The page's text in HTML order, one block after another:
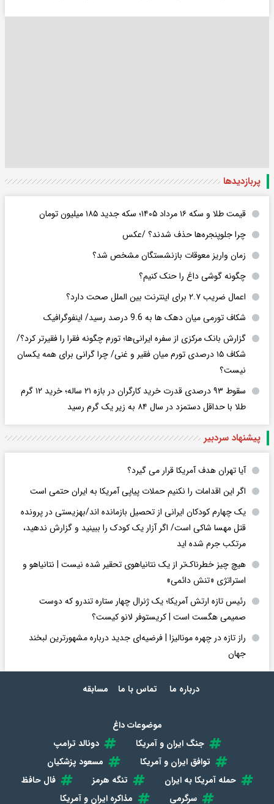
پربازدید‌ها
قیمت طلا و سکه ۱۶ مرداد ۱۴۰۵؛ سکه جدید ١٨۵ میلیون تومان
چرا جلوپنجره‌ها حذف شدند؟ /عکس
زمان واریز معوقات بازنشستگان مشخص شد؟
چگونه گوشی داغ را حنک کنیم؟
اعمال ضریب ۲.۷ برای اینترنت بین الملل صحت دارد؟
شکاف تورمی میان دهک ها به 9.6 درصد رسید/ اینفوگرافیک
گزارش بانک مرکزی از سفره ایرانی‌ها؛ تورم چگونه فقرا را فقیرتر کرد؟/
شکاف ۱۵ درصدی تورم میان فقیر و غنی/ چرا گرانی برای همه یکسان
نیست؟
سقوط ۹۳ درصدی قدرت خرید کارگران در بازه ۲۱ ساله؛ خرید ۱۲ گرم
طلا با حداقل دستمزد در سال ۸۴ به زیر یک گرم رسید
پیشنهاد سردبیر
آیا تهران هدف آمریکا قرار می گیرد؟
اگر این اقدامات را نکنیم حملات پیاپی آمریکا به ایران حتمی است
یک چهارم کودکان ایرانی از تحصیل بازمانده اند/بهزیستی در پرونده
قتل مهسا شاکی است/ اگر آزار یک کودک را ببینید و گزارش ندهید،
مرتکب جرم شده اید
هیچ چیز خطرناک‌تر از یک نتانیاهوی تحقیر شده نیست | نتانیاهو و
استراتژی «تنش دائمی»
رئیس تازه ارتش آمریکا؛ یک ژنرال چهار ستاره تندرو که دوست
صمیمی هگست است | کریستوفر لانو کیست؟
راز تازه در چهره مونالیزا | فرضیه‌ای جدید درباره مشهورترین لبخند
جهان
درباره ما تماس با ما مسابقه
موضوعات داغ
جنگ ایران و آمریکا
دونالد ترامپ
توافق ایران و آمریکا
مسعود پزشکیان
حمله آمریکا به ایران
تنگه هرمز
فال حافظ
سرگرمی
مذاکره ایران و آمریکا